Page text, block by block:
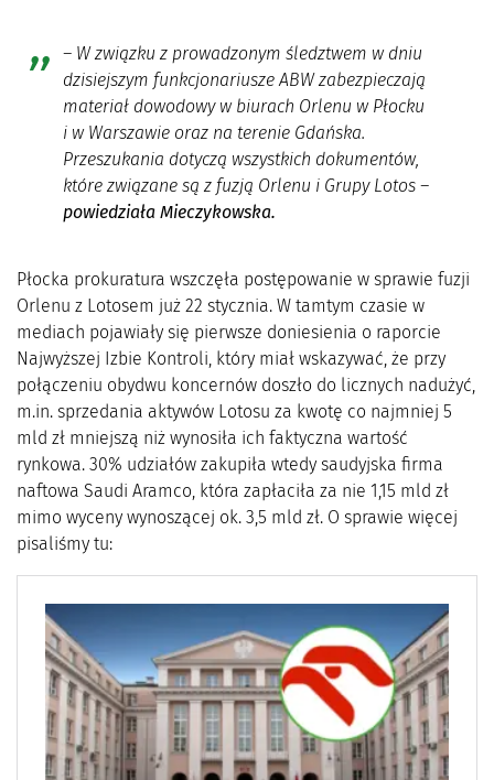
– W związku z prowadzonym śledztwem w dniu
dzisiejszym funkcjonariusze ABW zabezpieczają
materiał dowodowy w biurach Orlenu w Płocku
i w Warszawie oraz na terenie Gdańska.
Przeszukania dotyczą wszystkich dokumentów,
które związane są z fuzją Orlenu i Grupy Lotos –
powiedziała Mieczykowska.
Płocka prokuratura wszczęła postępowanie w sprawie fuzji
Orlenu z Lotosem już 22 stycznia. W tamtym czasie w
mediach pojawiały się pierwsze doniesienia o raporcie
Najwyższej Izbie Kontroli, który miał wskazywać, że przy
połączeniu obydwu koncernów doszło do licznych nadużyć,
m.in. sprzedania aktywów Lotosu za kwotę co najmniej 5
mld zł mniejszą niż wynosiła ich faktyczna wartość
rynkowa. 30% udziałów zakupiła wtedy saudyjska firma
naftowa Saudi Aramco, która zapłaciła za nie 1,15 mld zł
mimo wyceny wynoszącej ok. 3,5 mld zł. O sprawie więcej
pisaliśmy tu: